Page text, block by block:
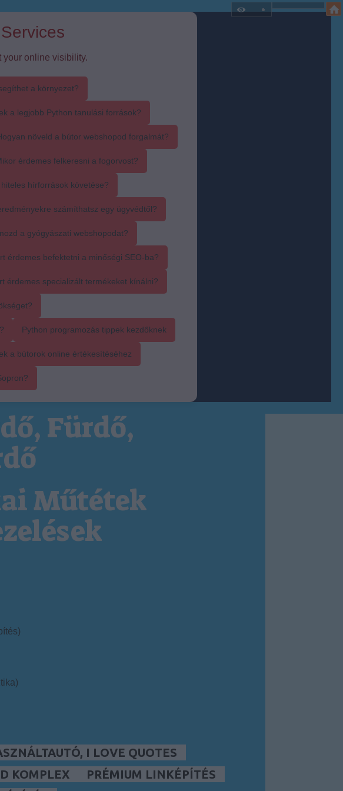
your online visibility.
a környezet?
a legjobb Python tanulási források?
növeld a bútor webshopod forgalmát?
érdemes felkeresni a fogorvost?
hírforrások követése?
számíthatsz egy ügyvédtől?
a gyógyászati webshopodat?
érdemes befektetni a minőségi SEO-ba?
érdemes specializált termékeket kínálni?
Python programozás tippek kezdőknek
a bútorok online értékesítéséhez
Fürdő,
Műtétek
I LOVE QUOTES
KOMPLEX
PRÉMIUM LINKÉPÍTÉS